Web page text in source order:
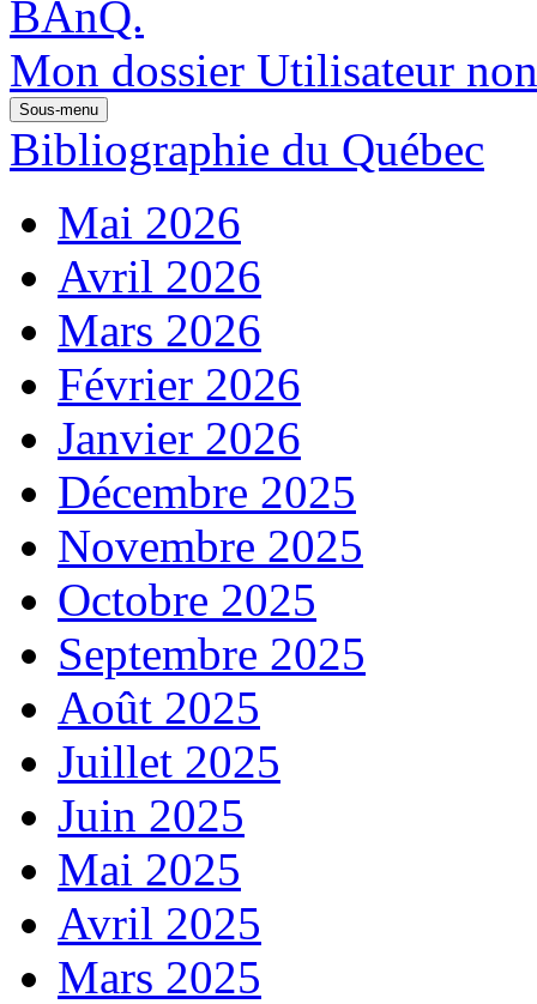
Mon dossier Utilisateur
Sous-menu
Bibliographie du Québec
Mai 2026
Avril 2026
Mars 2026
Février 2026
Janvier 2026
Décembre 2025
Novembre 2025
Octobre 2025
Septembre 2025
Août 2025
Juillet 2025
Juin 2025
Mai 2025
Avril 2025
Mars 2025